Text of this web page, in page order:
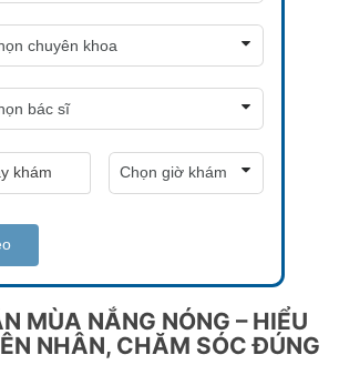
MÙA NẮNG NÓNG – HIỂU
NHÂN, CHĂM SÓC ĐÚNG